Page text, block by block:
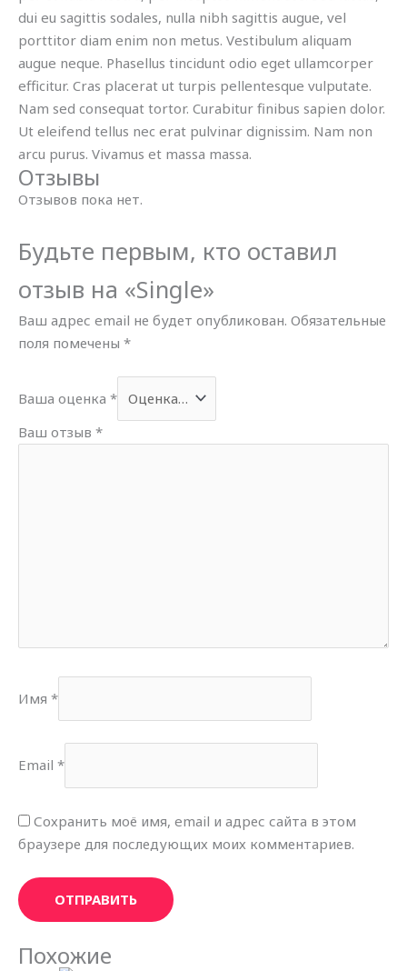
dui eu sagittis sodales, nulla nibh sagittis augue, vel
porttitor diam enim non metus. Vestibulum aliquam
augue neque. Phasellus tincidunt odio eget ullamcorper
efficitur. Cras placerat ut turpis pellentesque vulputate.
Nam sed consequat tortor. Curabitur finibus sapien dolor.
Ut eleifend tellus nec erat pulvinar dignissim. Nam non
arcu purus. Vivamus et massa massa.
Отзывы
Отзывов пока нет.
Будьте первым, кто оставил
отзыв на «Single»
Ваш адрес email не будет опубликован. Обязательные
поля помечены *
Ваша оценка *
Ваш отзыв *
Имя *
Email *
Сохранить моё имя, email и адрес сайта в этом
браузере для последующих моих комментариев.
Похожие